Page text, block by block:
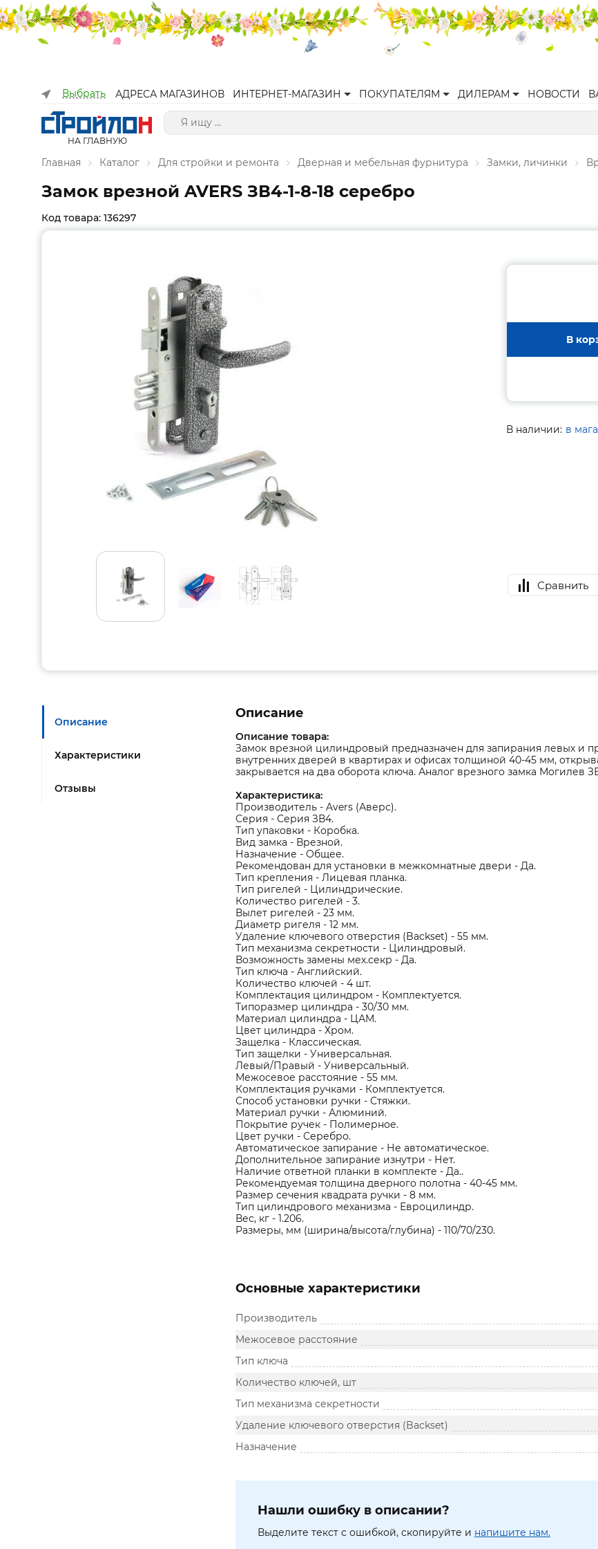
Выбрать АДРЕСА МАГАЗИНОВ ИНТЕРНЕТ-МАГАЗИН ПОКУПАТЕЛЯМ ДИЛЕРАМ НОВОСТИ
НА ГЛАВНУЮ
Главная Каталог Для стройки и ремонта Дверная и мебельная фурнитура Замки, личинки
Замок врезной AVERS ЗВ4-1-8-18 серебро
Код товара: 136297
В
В наличии: в
Сравнить
Описание
Характеристики
Отзывы
Описание
Описание товара:
Замок врезной цилиндровый предназначен для запирания левых и
внутренних дверей в квартирах и офисах толщиной 40-45 мм,
закрывается на два оборота ключа. Аналог врезного замка Могилев
Характеристика:
Производитель - Avers (Аверс).
Серия - Серия ЗВ4.
Тип упаковки - Коробка.
Вид замка - Врезной.
Назначение - Общее.
Рекомендован для установки в межкомнатные двери - Да.
Тип крепления - Лицевая планка.
Тип ригелей - Цилиндрические.
Количество ригелей - 3.
Вылет ригелей - 23 мм.
Диаметр ригеля - 12 мм.
Удаление ключевого отверстия (Backset) - 55 мм.
Тип механизма секретности - Цилиндровый.
Возможность замены мех.секр - Да.
Тип ключа - Английский.
Количество ключей - 4 шт.
Комплектация цилиндром - Комплектуется.
Типоразмер цилиндра - 30/30 мм.
Материал цилиндра - ЦАМ.
Цвет цилиндра - Хром.
Защелка - Классическая.
Тип защелки - Универсальная.
Левый/Правый - Универсальный.
Межосевое расстояние - 55 мм.
Комплектация ручками - Комплектуется.
Способ установки ручки - Стяжки.
Материал ручки - Алюминий.
Покрытие ручек - Полимерное.
Цвет ручки - Серебро.
Автоматическое запирание - Не автоматическое.
Дополнительное запирание изнутри - Нет.
Наличие ответной планки в комплекте - Да..
Рекомендуемая толщина дверного полотна - 40-45 мм.
Размер сечения квадрата ручки - 8 мм.
Тип цилиндрового механизма - Евроцилиндр.
Вес, кг - 1.206.
Размеры, мм (ширина/высота/глубина) - 110/70/230.
Основные характеристики
Производитель
Межосевое расстояние
Тип ключа
Количество ключей, шт
Тип механизма секретности
Удаление ключевого отверстия (Backset)
Назначение
Нашли ошибку в описании?
Выделите текст с ошибкой, скопируйте и напишите нам.